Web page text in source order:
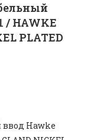
/ HAWKE
PLATED